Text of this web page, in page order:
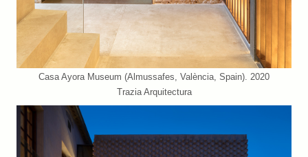
Casa Ayora Museum (Almussafes, València, Spain). 2020
Trazia Arquitectura